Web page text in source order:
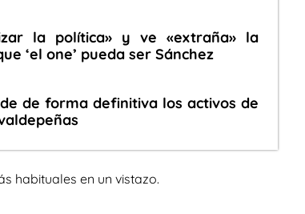
la política» y ve «extraña» la
‘el one’ pueda ser Sánchez
de forma definitiva los activos de
habituales en un vistazo.